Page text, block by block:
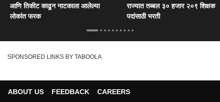
आणि तिकीट काढून नाटकाला आलेल्या
लोकांत फरक
राज्यात तब्बल ३० हजार २०९ शिक्षक
पदांसाठी भरती
SPONSORED LINKS BY TABOOLA
ABOUT US FEEDBACK CAREERS